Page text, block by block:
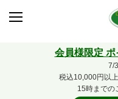
会員様限定 ポ
7/
税込10,000円以
15時までの